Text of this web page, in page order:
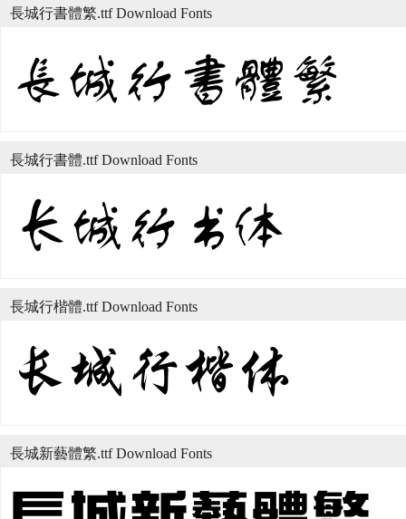
長城行書體繁.ttf Download Fonts
長城行書體.ttf Download Fonts
長城行楷體.ttf Download Fonts
長城新藝體繁.ttf Download Fonts